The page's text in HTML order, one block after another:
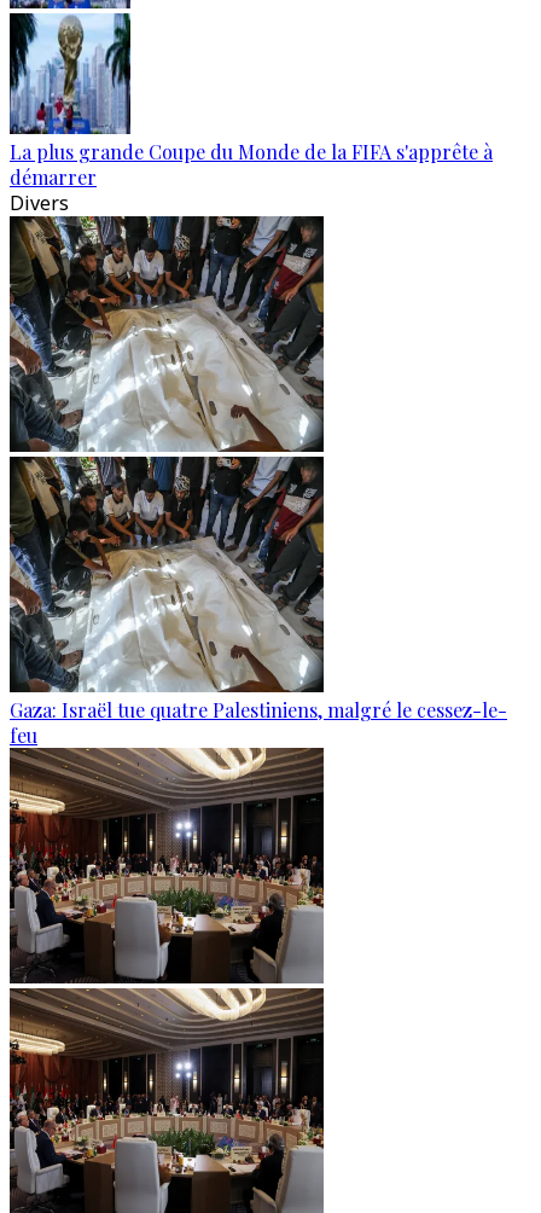
La plus grande Coupe du Monde de la FIFA s'apprête à
démarrer
Divers
Gaza: Israël tue quatre Palestiniens, malgré le cessez-le-
feu